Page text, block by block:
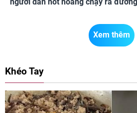
Xem thêm
Khéo Tay